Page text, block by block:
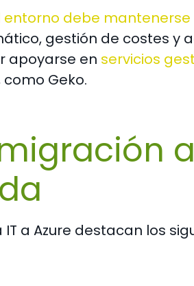
entorno debe
gestión de costes y
apoyarse en servicios
Geko.
a
a Azure destacan los